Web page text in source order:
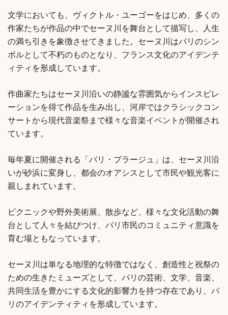
文学においても、ヴィクトル・ユーゴーをはじめ、多くの
作家たちが作品の中でセーヌ川を舞台として描写し、人生
の満ち引きを象徴させてきました。セーヌ川はパリのシン
ボルとして不朽のものとなり、フランス文化のアイデンテ
ィティを形成しています。
作曲家たちはセーヌ川沿いの静謐な雰囲気からインスピレ
ーションを得て作品を生み出し、河岸ではクラシックコン
サートから現代音楽祭まで様々な音楽イベントが開催され
ています。
毎年夏に開催される「パリ・プラージュ」は、セーヌ川沿
いが砂浜に変身し、都会のオアシスとして市民や観光客に
親しまれています。
ピクニックや野外美術展、散歩など、様々な文化活動の舞
台として人々を結びつけ、パリ市民のコミュニティ意識を
育む場ともなっています。
セーヌ川は単なる地理的な特徴ではなく、創造性と祝祭の
ための生きたミューズとして、パリの芸術、文学、音楽、
共同生活を豊かにする文化的影響力を持つ存在であり、パ
リのアイデンティティを形成しています。